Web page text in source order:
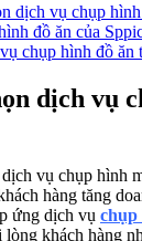
dịch vụ chụp
đồ ăn của
chụp hình đồ ăn
dịch vụ
vụ chụp hình
hàng tăng
ứng dịch vụ chụp
lòng khách hàng